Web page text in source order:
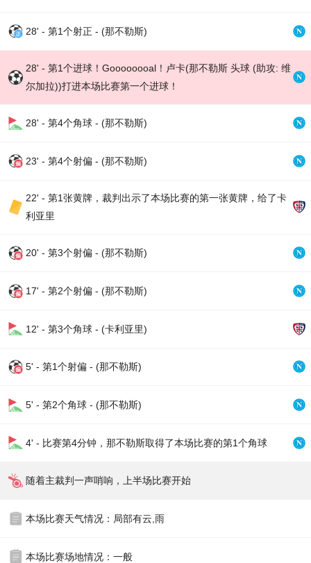
28' - 第1个射正 - (那不勒斯)
28' - 第1个进球！Goooooooal！卢卡(那不勒斯 头球 (助攻: 维
尔加拉))打进本场比赛第一个进球！
28' - 第4个角球 - (那不勒斯)
23' - 第4个射偏 - (那不勒斯)
22' - 第1张黄牌，裁判出示了本场比赛的第一张黄牌，给了卡
利亚里
20' - 第3个射偏 - (那不勒斯)
17' - 第2个射偏 - (那不勒斯)
12' - 第3个角球 - (卡利亚里)
5' - 第1个射偏 - (那不勒斯)
5' - 第2个角球 - (那不勒斯)
4' - 比赛第4分钟，那不勒斯取得了本场比赛的第1个角球
随着主裁判一声哨响，上半场比赛开始
本场比赛天气情况：局部有云,雨
本场比赛场地情况：一般